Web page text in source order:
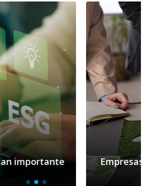
DESTACADAS
sostenibilidad: el rol clave de